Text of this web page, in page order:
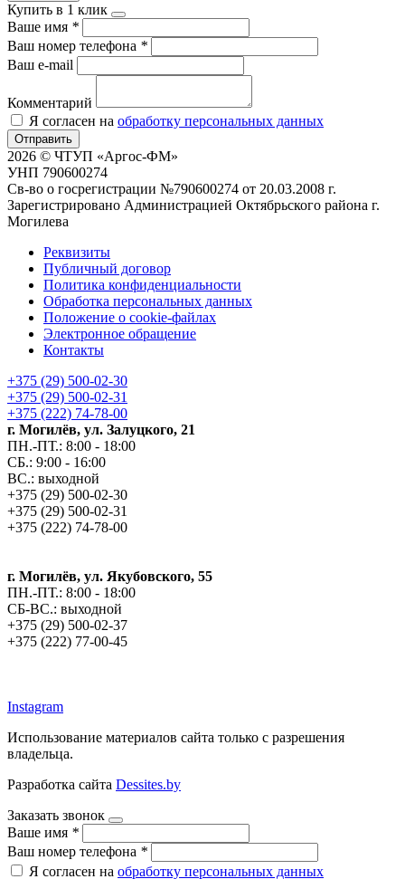
Купить в 1 клик
Ваше имя *
Ваш номер телефона *
Ваш e-mail
Комментарий
Я согласен на обработку персональных данных
Отправить
2026 © ЧТУП «Аргос-ФМ»
УНП 790600274
Св-во о госрегистрации №790600274 от 20.03.2008 г.
Зарегистрировано Администрацией Октябрьского района г.
Могилева
Реквизиты
Публичный договор
Политика конфиденциальности
Обработка персональных данных
Положение о cookie-файлах
Электронное обращение
Контакты
+375 (29) 500-02-30
+375 (29) 500-02-31
+375 (222) 74-78-00
г. Могилёв, ул. Залуцкого, 21
ПН.-ПТ.: 8:00 - 18:00
СБ.: 9:00 - 16:00
ВС.: выходной
+375 (29) 500-02-30
+375 (29) 500-02-31
+375 (222) 74-78-00
г. Могилёв, ул. Якубовского, 55
ПН.-ПТ.: 8:00 - 18:00
СБ-ВС.: выходной
+375 (29) 500-02-37
+375 (222) 77-00-45
Instagram
Использование материалов сайта только с разрешения
владельца.
Разработка сайта Dessites.by
Заказать звонок
Ваше имя *
Ваш номер телефона *
Я согласен на обработку персональных данных